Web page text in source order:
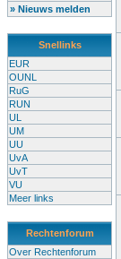
» Nieuws melden
Snellinks
EUR
OUNL
RuG
RUN
UL
UM
UU
UvA
UvT
VU
Meer links
Rechtenforum
Over Rechtenforum